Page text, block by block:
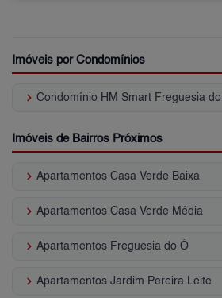
Imóveis por Condomínios
keyboard_arrow_right
Imóveis de Bairros Próximos
keyboard_arrow_right Apartamentos Casa Verde Baixa
keyboard_arrow_right Apartamentos Casa Verde Média
keyboard_arrow_right Apartamentos Freguesia do Ó
keyboard_arrow_right Apartamentos Jardim Pereira Leite